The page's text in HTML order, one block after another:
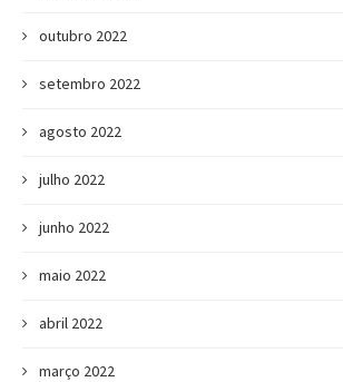
outubro 2022
setembro 2022
agosto 2022
julho 2022
junho 2022
maio 2022
abril 2022
março 2022